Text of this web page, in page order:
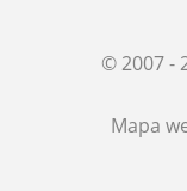
© 2007 -
Mapa